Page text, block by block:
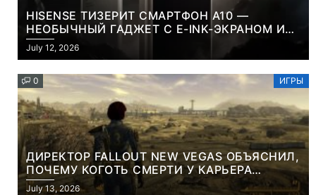
HISENSE ТИЗЕРИТ СМАРТФОН A10 —
НЕОБЫЧНЫЙ ГАДЖЕТ С E-INK-ЭКРАНОМ И
СЪЕМНОЙ LCD-ПАНЕЛЬЮ ДЛЯ ЦВЕТНОГО
КОНТЕНТА И СОЦСЕТЕЙ
July 12, 2026
0 ИГРЫ
ДИРЕКТОР FALLOUT NEW VEGAS ОБЪЯСНИЛ,
ПОЧЕМУ КОГОТЬ СМЕРТИ У КАРЬЕРА
НАМЕРЕННО СНОСИТ ВАМ ГОЛОВУ
July 13, 2026